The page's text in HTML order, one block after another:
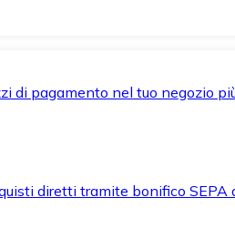
di pagamento nel tuo negozio
diretti tramite bonifico SEPA